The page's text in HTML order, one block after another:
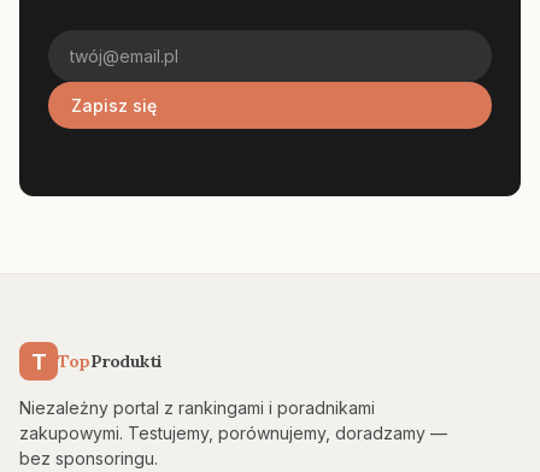
Zapisz się
T TopProdukti
Niezależny portal z rankingami i poradnikami
zakupowymi. Testujemy, porównujemy, doradzamy —
bez sponsoringu.